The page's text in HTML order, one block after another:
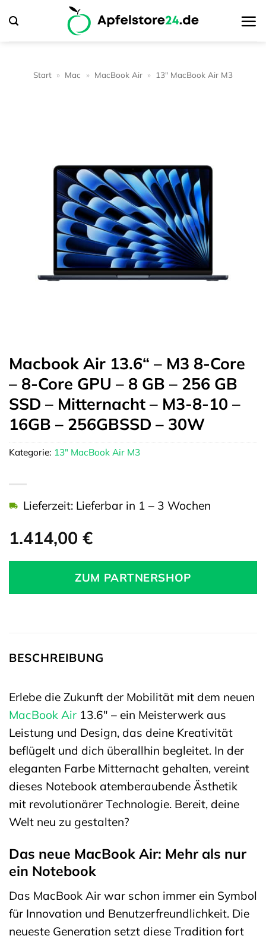
Inhalt
springen
Start » Mac » MacBook Air » 13" MacBook Air M3
Macbook Air 13.6“ – M3 8-Core
– 8-Core GPU – 8 GB – 256 GB
SSD – Mitternacht – M3-8-10 –
16GB – 256GBSSD – 30W
1.414,00 €
Lieferzeit: Lieferbar in 1 – 3 Wochen
ZUM PARTNERSHOP
Kategorie: 13" MacBook Air M3
BESCHREIBUNG
Erlebe die Zukunft der Mobilität mit dem neuen
MacBook Air 13.6″ – ein Meisterwerk aus
Leistung und Design, das deine Kreativität
beflügelt und dich überallhin begleitet. In der
eleganten Farbe Mitternacht gehalten, vereint
dieses Notebook atemberaubende Ästhetik
mit revolutionärer Technologie. Bereit, deine
Welt neu zu gestalten?
Das neue MacBook Air: Mehr als nur
ein Notebook
Das MacBook Air war schon immer ein Symbol
für Innovation und Benutzerfreundlichkeit. Die
neueste Generation setzt diese Tradition fort